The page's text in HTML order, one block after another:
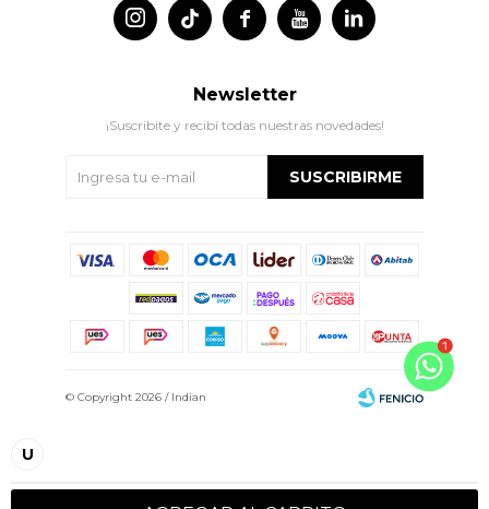
U
 
 
Newsletter
¡Suscribite y recibí todas nuestras novedades!
SUSCRIBIRME
© Copyright 2026 / Indian